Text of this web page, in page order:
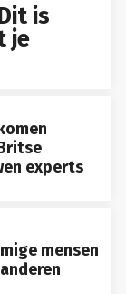
is
je
experts
mensen